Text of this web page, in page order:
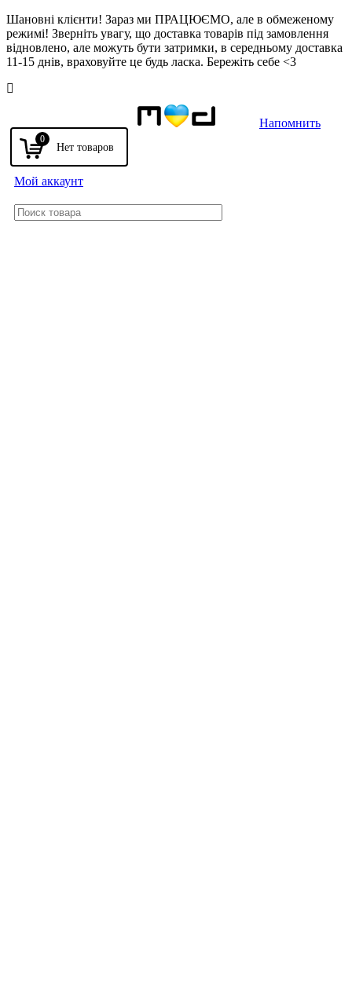
Шановні клієнти! Зараз ми ПРАЦЮЄМО, але в обмеженому
режимі! Зверніть увагу, що доставка товарів під замовлення
відновлено, але можуть бути затримки, в середньому доставка
11-15 днів, враховуйте це будь ласка. Бережіть себе <3
0
Мой аккаунт
Напомнить